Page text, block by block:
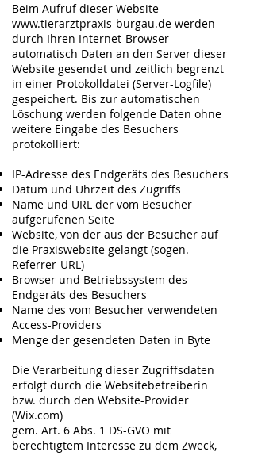
Beim Aufruf dieser Website
www.tierarztpraxis-burgau.de werden
durch Ihren Internet-Browser
automatisch Daten an den Server dieser
Website gesendet und zeitlich begrenzt
in einer Protokolldatei (Server-Logfile)
gespeichert. Bis zur automatischen
Löschung werden folgende Daten ohne
weitere Eingabe des Besuchers
protokolliert:
IP-Adresse des Endgeräts des Besuchers
Datum und Uhrzeit des Zugriffs
Name und URL der vom Besucher
aufgerufenen Seite
Website, von der aus der Besucher auf
die Praxiswebsite gelangt (sogen.
Referrer-URL)
Browser und Betriebssystem des
Endgeräts des Besuchers
Name des vom Besucher verwendeten
Access-Providers
Menge der gesendeten Daten in Byte
Die Verarbeitung dieser Zugriffsdaten
erfolgt durch die Websitebetreiberin
bzw. durch den Website-Provider
(Wix.com)
gem. Art. 6 Abs. 1 DS-GVO mit
berechtigtem Interesse zu dem Zweck,